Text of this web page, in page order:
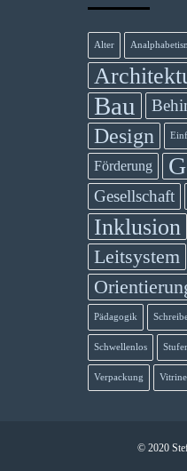
Alter
Bau
Design
Förderung
Gesellschaft
Inklusion
Leitsystem
Pädagogik
Schwellenlos
Verpackung
© 2020